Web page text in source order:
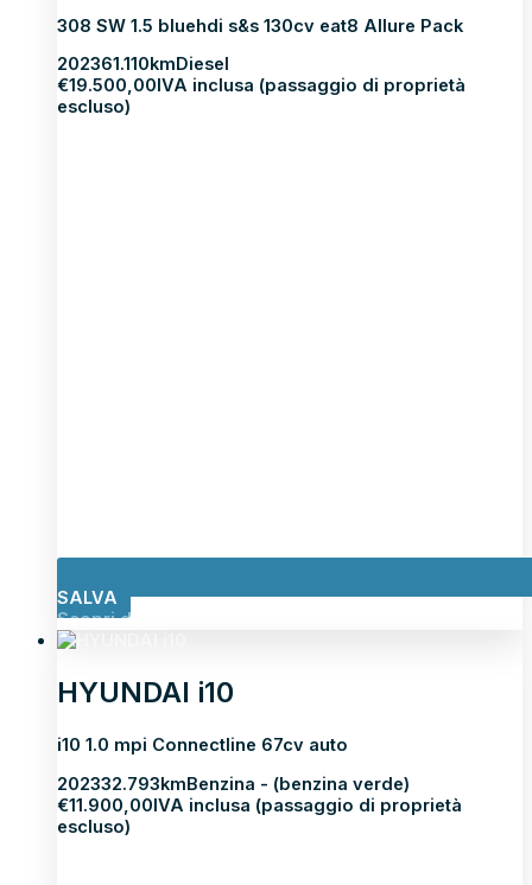
308 SW 1.5 bluehdi s&s 130cv eat8 Allure Pack
202361.110kmDiesel
€19.500,00 IVA inclusa (passaggio di proprietà
escluso)
SALVA
Scopri di più
HYUNDAI i10
i10 1.0 mpi Connectline 67cv auto
202332.793kmBenzina - (benzina verde)
€11.900,00IVA inclusa (passaggio di proprietà
escluso)